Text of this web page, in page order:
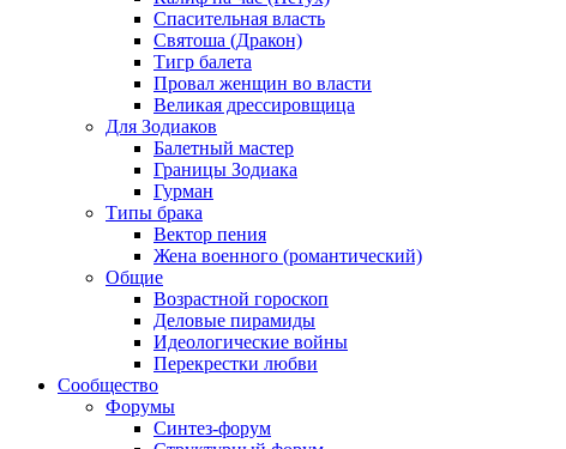
Спасительная власть
Святоша (Дракон)
Тигр балета
Провал женщин во власти
Великая дрессировщица
Для Зодиаков
Балетный мастер
Границы Зодиака
Гурман
Типы брака
Вектор пения
Жена военного (романтический)
Общие
Возрастной гороскоп
Деловые пирамиды
Идеологические войны
Перекрестки любви
Сообщество
Форумы
Синтез-форум